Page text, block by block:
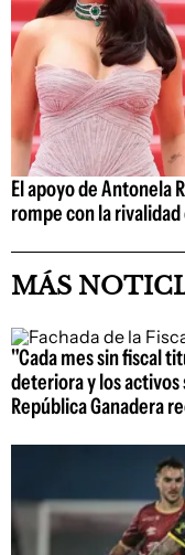
El apoyo de Antonela
rompe con la rivalidad
MÁS
"Cada mes sin fiscal
deteriora y los
República Ganadera